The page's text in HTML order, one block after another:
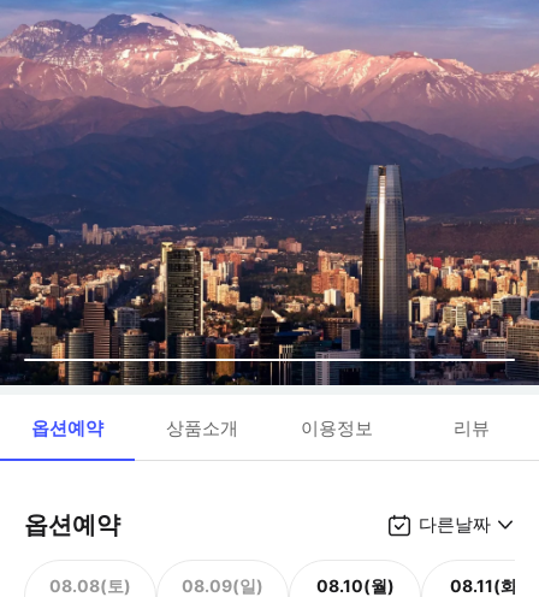
옵션예약 상품소개 이용정보 리뷰
옵션예약 다른날짜
08.08(토) 08.09(일) 08.10(월) 08.11(화)